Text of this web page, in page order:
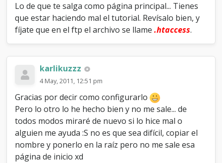
Lo de que te salga como página principal... Tienes
que estar haciendo mal el tutorial. Revísalo bien, y
fíjate que en el ftp el archivo se llame.htaccess.
karlikuzzz
4 May, 2011, 12:51 pm
Gracias por decir como configurarlo
Pero lo otro lo he hecho bien y no me sale... de
todos modos miraré de nuevo si lo hice mal o
alguien me ayuda :S no es que sea difícil, copiar el
nombre y ponerlo en la raíz pero no me sale esa
página de inicio xd